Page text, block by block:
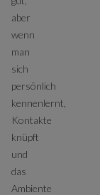
aber
wenn
man
sich
persönlich
kennenlernt,
Kontakte
knüpft
und
das
Ambiente